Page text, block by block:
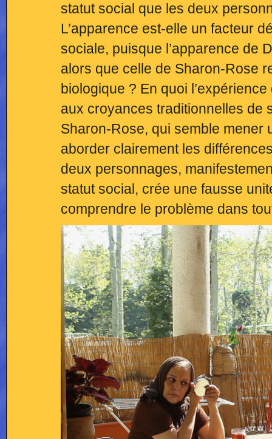
statut social que les deux
L’apparence est-elle un facteur
sociale, puisque l’apparence de
alors que celle de Sharon-Rose
biologique ? En quoi
aux croyances traditionnelles de
Sharon-Rose, qui semble mener
aborder clairement les
deux personnages,
statut social, crée une fausse
comprendre le problème dans